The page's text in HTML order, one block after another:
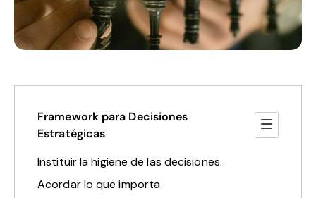
Framework para Decisiones
Estratégicas
Instituir la higiene de las decisiones.
Acordar lo que importa